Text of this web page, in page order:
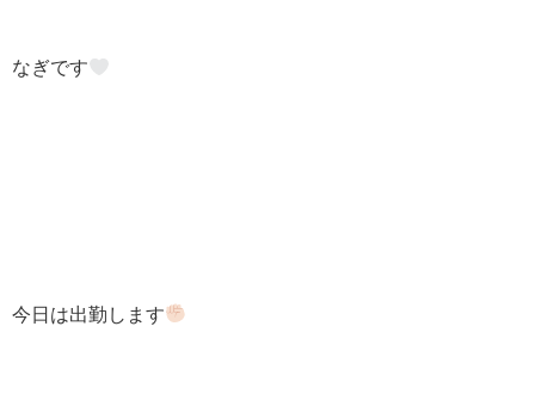
なぎです‎
今日は出勤します